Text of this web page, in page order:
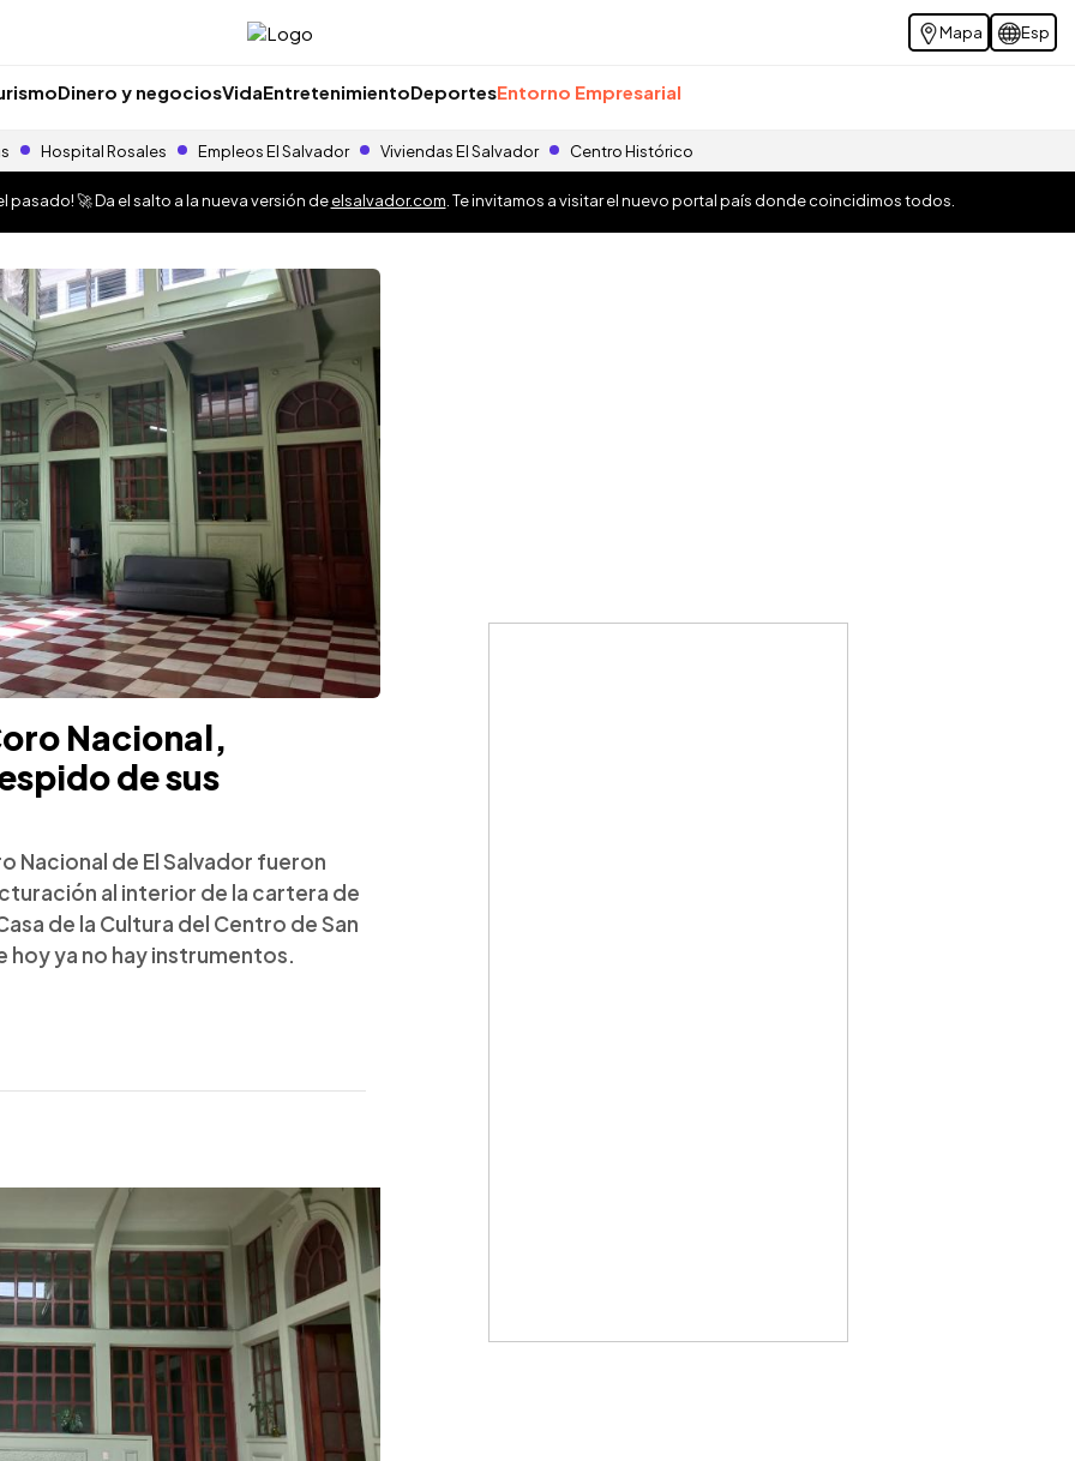
Mapa Esp
Dinero y negociosVidaEntretenimientoDeportesEntorno Empresarial
Hospital Rosales Empleos El Salvador Viviendas El Salvador Centro Histórico
pasado! 🚀 Da el salto a la nueva versión deelsalvador.com . Te invitamos a visitar el nuevo portal país donde coincidimos todos.
Nacional,
de sus
Nacional de El Salvador fueron
al interior de la cartera de
de la Cultura del Centro de San
hoy ya no hay instrumentos.